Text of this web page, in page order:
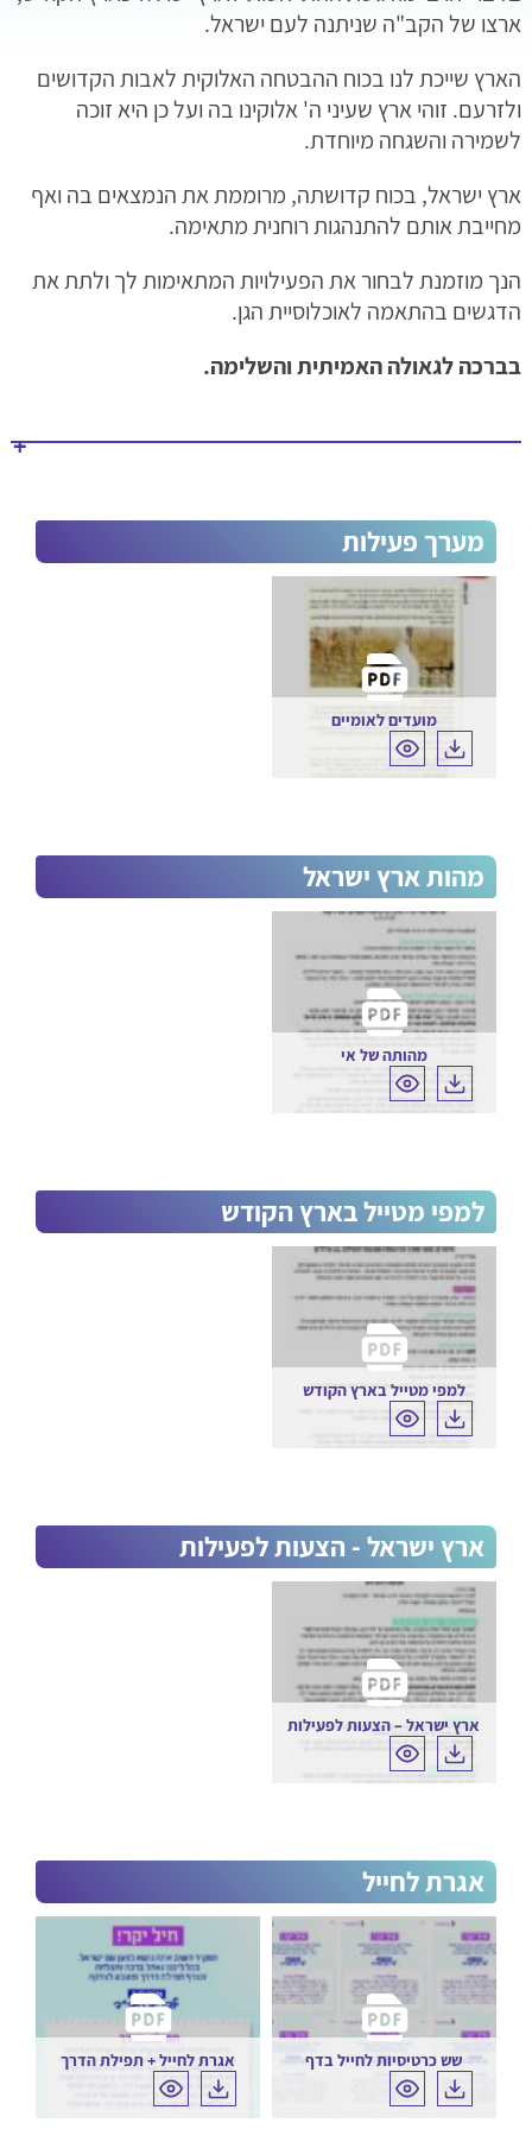
הרגשות
הלימודים –
חוגגים יום
הולדת
הרמבם
לי' שבט
תשפ"ד
מגילת אסתר
ב' בניסן
לאמפי עולה
בדיקת חמץ
וביעור חמץ
צידה לדרך
ג בתמוז
והקהילה
במבצע
"משנה
לנשמה"
במשפחה
מסיבת חנוכה
תשפ"ה
תוכנית הניגונים
ארצו של הקב"ה שניתנה לעם ישראל.
הארץ שייכת לנו בכוח ההבטחה האלוקית לאבות הקדושים
ולזרעם. זוהי ארץ שעיני ה' אלוקינו בה ועל כן היא זוכה
לשמירה והשגחה מיוחדת.
ארץ ישראל, בכוח קדושתה, מרוממת את הנמצאים בה ואף
מחייבת אותם להתנהגות רוחנית מתאימה.
הנך מוזמנת לבחור את הפעילויות המתאימות לך ולתת את
הדגשים בהתאמה לאוכלוסיית הגן.
בברכה לגאולה האמיתית והשלימה.
מערך פעילות
מועדים לאומיים
מהות ארץ ישראל
מהותה של אי
למפי מטייל בארץ הקודש
למפי מטייל בארץ הקודש
ארץ ישראל - הצעות לפעילות
ארץ ישראל – הצעות לפעילות
אגרת לחייל
שש כרטיסיות לחייל בדף אגרת לחייל + תפילת הדרך